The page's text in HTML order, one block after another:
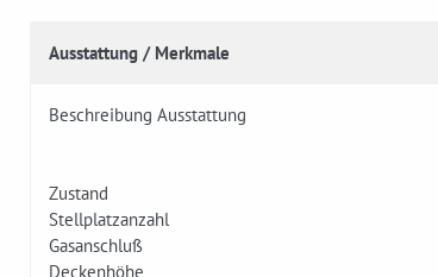
Ausstattung / Merkmale
Beschreibung Ausstattung
Zustand
Stellplatzanzahl
Gasanschluß
Deckenhöhe